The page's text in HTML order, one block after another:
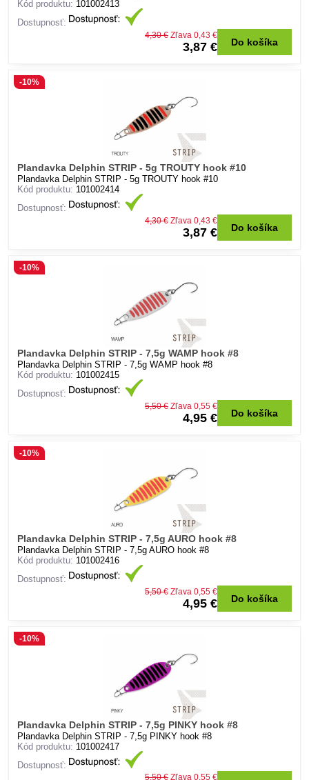
Kód produktu: 101002413
Dostupnosť:
3,87 €
4,30 € Zľava 0,43 €
Do košíka
Plandavka Delphin STRIP - 5g TROUTY hook #10
-10%
Plandavka Delphin STRIP - 5g TROUTY hook #10
Kód produktu: 101002414
Dostupnosť:
3,87 €
4,30 € Zľava 0,43 €
Do košíka
Plandavka Delphin STRIP - 7,5g WAMP hook #8
-10%
Plandavka Delphin STRIP - 7,5g WAMP hook #8
Kód produktu: 101002415
Dostupnosť:
4,95 €
5,50 € Zľava 0,55 €
Do košíka
Plandavka Delphin STRIP - 7,5g AURO hook #8
-10%
Plandavka Delphin STRIP - 7,5g AURO hook #8
Kód produktu: 101002416
Dostupnosť:
4,95 €
5,50 € Zľava 0,55 €
Do košíka
Plandavka Delphin STRIP - 7,5g PINKY hook #8
-10%
Plandavka Delphin STRIP - 7,5g PINKY hook #8
Kód produktu: 101002417
Dostupnosť:
5,50 € Zľava 0,55 €